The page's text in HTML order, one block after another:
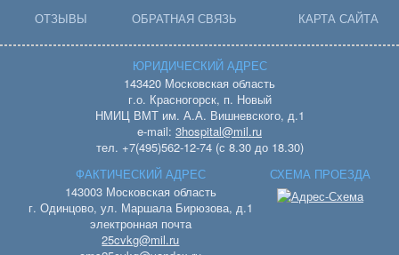
ОТЗЫВЫ
ОБРАТНАЯ СВЯЗЬ
КАРТА САЙТА
ЮРИДИЧЕСКИЙ АДРЕС
143420 Московская область
г.о. Красногорск, п. Новый
НМИЦ ВМТ им. А.А. Вишневского, д.1
e-mail: 3hospital@mil.ru
тел. +7(495)562-12-74 (с 8.30 до 18.30)
ФАКТИЧЕСКИЙ АДРЕС
143003 Московская область
г. Одинцово, ул. Маршала Бирюзова, д.1
электронная почта
25cvkg@mil.ru
СХЕМА ПРОЕЗДА